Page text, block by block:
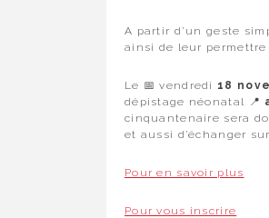
A partir d’un geste
ainsi de leur
Le 📅 vendredi 18
dépistage néonatal 📍
cinquantenaire sera
et aussi d’échanger
Pour en savoir plus
Pour vous inscrire